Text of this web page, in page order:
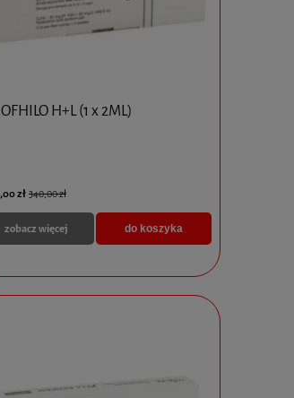
H+L (1 x 2ML)
zł 340,00 zł
do koszyka
zobacz więcej